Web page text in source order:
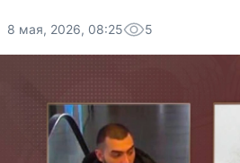
8 мая, 2026, 08:25 5